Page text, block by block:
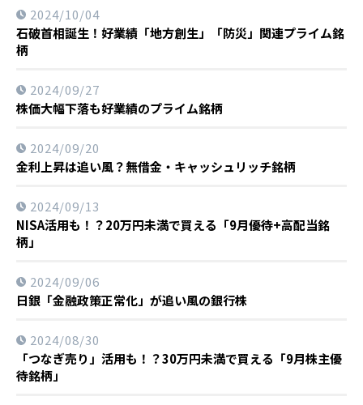
石破首相誕生！好業績「地方創生」「防災」関連プライム銘
柄
2024/10/04
株価大幅下落も好業績のプライム銘柄
2024/09/27
金利上昇は追い風？無借金・キャッシュリッチ銘柄
2024/09/20
NISA活用も！？20万円未満で買える「9月優待+高配当銘
柄」
2024/09/13
日銀「金融政策正常化」が追い風の銀行株
2024/09/06
「つなぎ売り」活用も！？30万円未満で買える「9月株主優
待銘柄」
2024/08/30